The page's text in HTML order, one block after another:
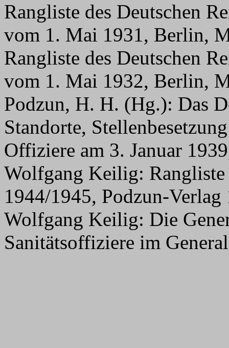
Rangliste des Deutschen
vom 1. Mai 1931, Berlin,
Rangliste des Deutschen
vom 1. Mai 1932, Berlin,
Podzun, H. H. (Hg.): Das
Standorte,
Offiziere am 3. Januar
Wolfgang Keilig: Rangliste
1944/1945, Podzun-
Wolfgang Keilig: Die
Sanitätsoffiziere im